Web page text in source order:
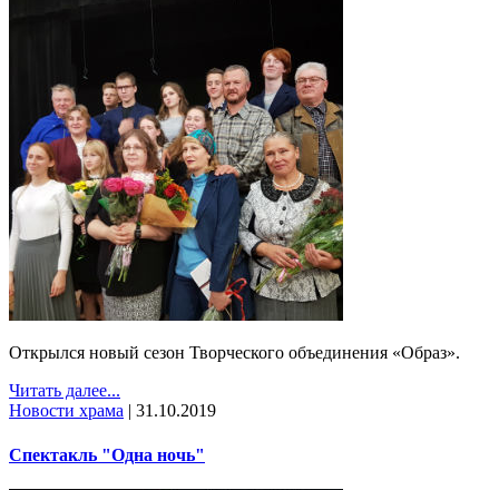
Открылся новый сезон Творческого объединения «Образ».
Читать далее...
Новости храма | 31.10.2019
Спектакль "Одна ночь"